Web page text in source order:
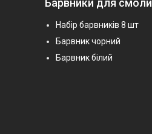
Барвники для смоли
Набір барвників 8 шт
Барвник чорний
Барвник білий